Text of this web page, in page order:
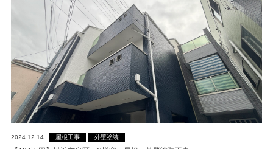
2024.12.14 屋根工事 外壁塗装